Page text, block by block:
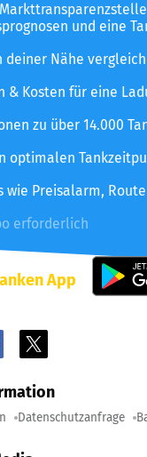
und eine
Nähe
& Kosten für eine
zu über 14.000
optimalen
wie Preisalarm,
erforderlich
App
Datenschutzanfrage